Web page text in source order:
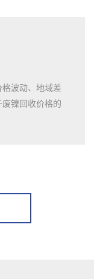
波动、地域差
镍回收价格的